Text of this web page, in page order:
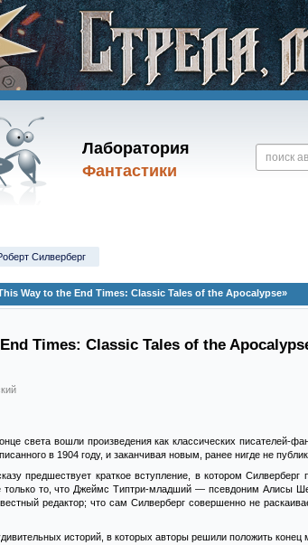
Лаборатория
Фантастики
Силверберг
Way to the End Times: Classic Tales of the Apocalypse»
Times: Classic Tales of the
света вошли произведения как классических писателей-
в 1904 году, и заканчивая новым, ранее нигде не
предшествует краткое вступление, в котором
только то, что Джеймс Типтри-младший — псевдоним Алисы
редактор; что сам Силверберг совершенно не
историй, в которых авторы решили положить